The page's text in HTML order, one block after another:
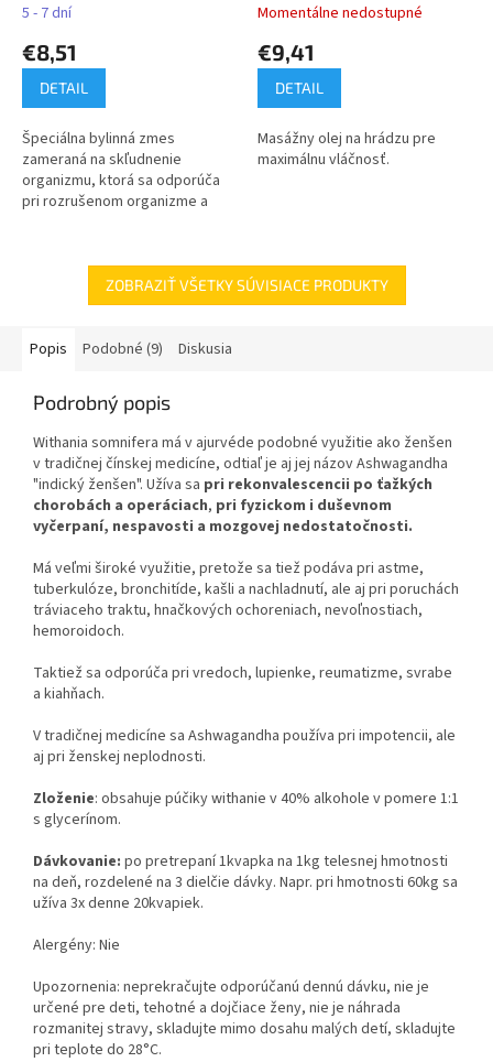
5 - 7 dní
€8,51
DETAIL
Špeciálna bylinná zmes
zameraná na skľudnenie
organizmu, ktorá sa odporúča
pri rozrušenom organizme a
Momentálne nedostupné
€9,41
DETAIL
Masážny olej na hrádzu pre
maximálnu vláčnosť.
ZOBRAZIŤ VŠETKY SÚVISIACE PRODUKTY
Popis Podobné (9) Diskusia
Podrobný popis
Withania somnifera má v ajurvéde podobné využitie ako ženšen
v tradičnej čínskej medicíne, odtiaľ je aj jej názov Ashwagandha
"indický ženšen". Užíva sa pri rekonvalescencii po ťažkých
chorobách a operáciach, pri fyzickom i duševnom
vyčerpaní, nespavosti a mozgovej nedostatočnosti.
Má veľmi široké využitie, pretože sa tiež podáva pri astme,
tuberkulóze, bronchitíde, kašli a nachladnutí, ale aj pri poruchách
tráviaceho traktu, hnačkových ochoreniach, nevoľnostiach,
hemoroidoch.
Taktiež sa odporúča pri vredoch, lupienke, reumatizme, svrabe
a kiahňach.
V tradičnej medicíne sa Ashwagandha používa pri impotencii, ale
aj pri ženskej neplodnosti.
Zloženie: obsahuje púčiky withanie v 40% alkohole v pomere 1:1
s glycerínom.
Dávkovanie: po pretrepaní 1kvapka na 1kg telesnej hmotnosti
na deň, rozdelené na 3 dielčie dávky. Napr. pri hmotnosti 60kg sa
užíva 3x denne 20kvapiek.
Alergény: Nie
Upozornenia: neprekračujte odporúčanú dennú dávku, nie je
určené pre deti, tehotné a dojčiace ženy, nie je náhrada
rozmanitej stravy, skladujte mimo dosahu malých detí, skladujte
pri teplote do 28°C.